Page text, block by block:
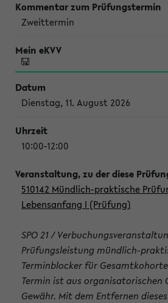
Zweittermin
Dienstag, 11. August 2026
10:00-12:00
510142 Mündlich-praktische
Lebensanfang I (Prüfung)
SPO 21 /
Prüfungsleistung mündlich-
Terminblocker für
Termin ist aus organisatorischen
Gewähr. Mit dem Entfernen